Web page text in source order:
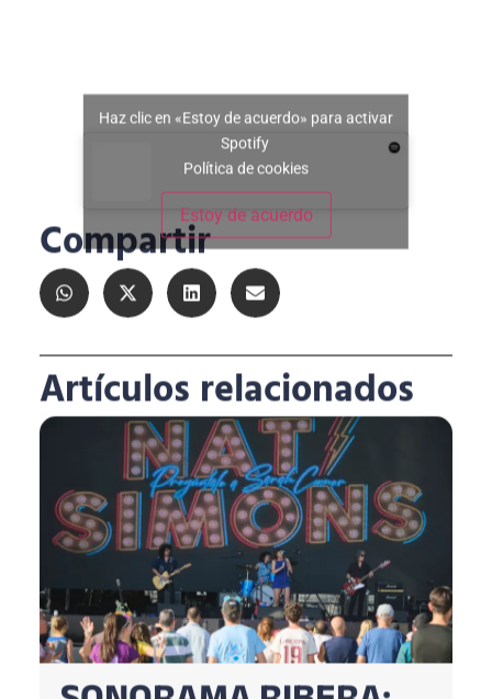
Haz clic en «Estoy de acuerdo» para activar
Spotify
Política de cookies
Estoy de acuerdo
Compartir
Artículos relacionados